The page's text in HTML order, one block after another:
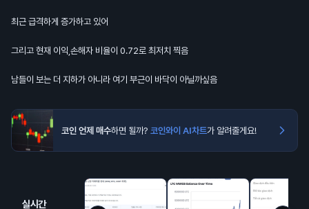
최근 급격하게 증가하고 있어
그리고 현재 이익,손해자 비율이 0.72로 최저치 찍음
남들이 보는 더 지하가 아니라 여기 부근이 바닥이 아닐까싶음
코인 언제 매수하면 될까? 코인와이 AI차트가 알려줄게요!
실시간